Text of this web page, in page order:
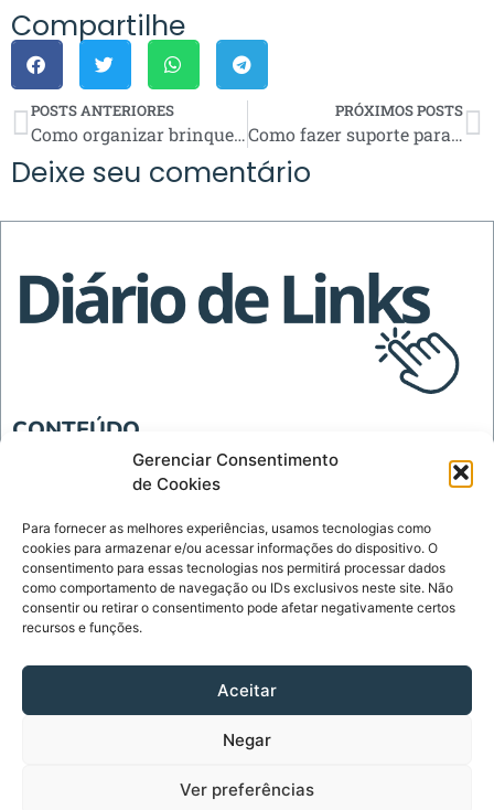
Gerenciar Consentimento
de Cookies
Para fornecer as melhores experiências, usamos tecnologias como
cookies para armazenar e/ou acessar informações do dispositivo. O
consentimento para essas tecnologias nos permitirá processar dados
como comportamento de navegação ou IDs exclusivos neste site. Não
consentir ou retirar o consentimento pode afetar negativamente certos
recursos e funções.
Aceitar
Negar
Ver preferências
Compartilhe
POSTS ANTERIORES
Como organizar brinquedos no quarto?
PRÓXIMOS POSTS
Como fazer suporte para tanque de lavar roupa?
Deixe seu comentário
CONTEÚDO
INSTITUCIONAL
Página Inicial
Política de Privacidade
Termos de Uso
Sobre